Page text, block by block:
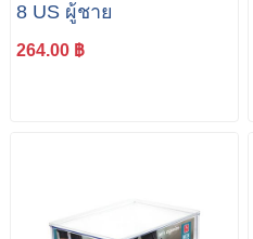
8 US ผู้ชาย
264.00 ฿